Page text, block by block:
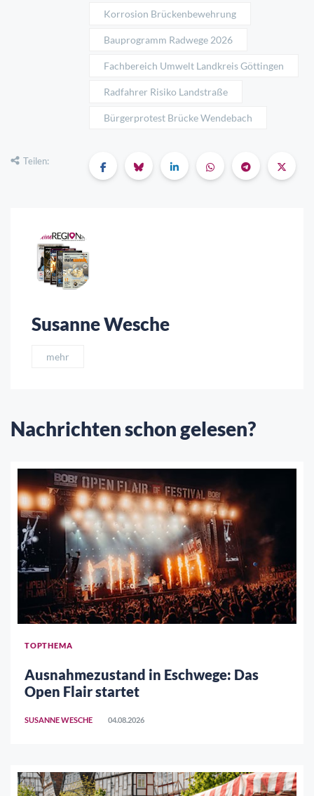
Korrosion Brückenbewehrung
Bauprogramm Radwege 2026
Fachbereich Umwelt Landkreis Göttingen
Radfahrer Risiko Landstraße
Bürgerprotest Brücke Wendebach
Teilen:
Susanne Wesche
mehr
Nachrichten schon gelesen?
TOPTHEMA
Ausnahmezustand in Eschwege: Das
Open Flair startet
SUSANNE WESCHE 04.08.2026